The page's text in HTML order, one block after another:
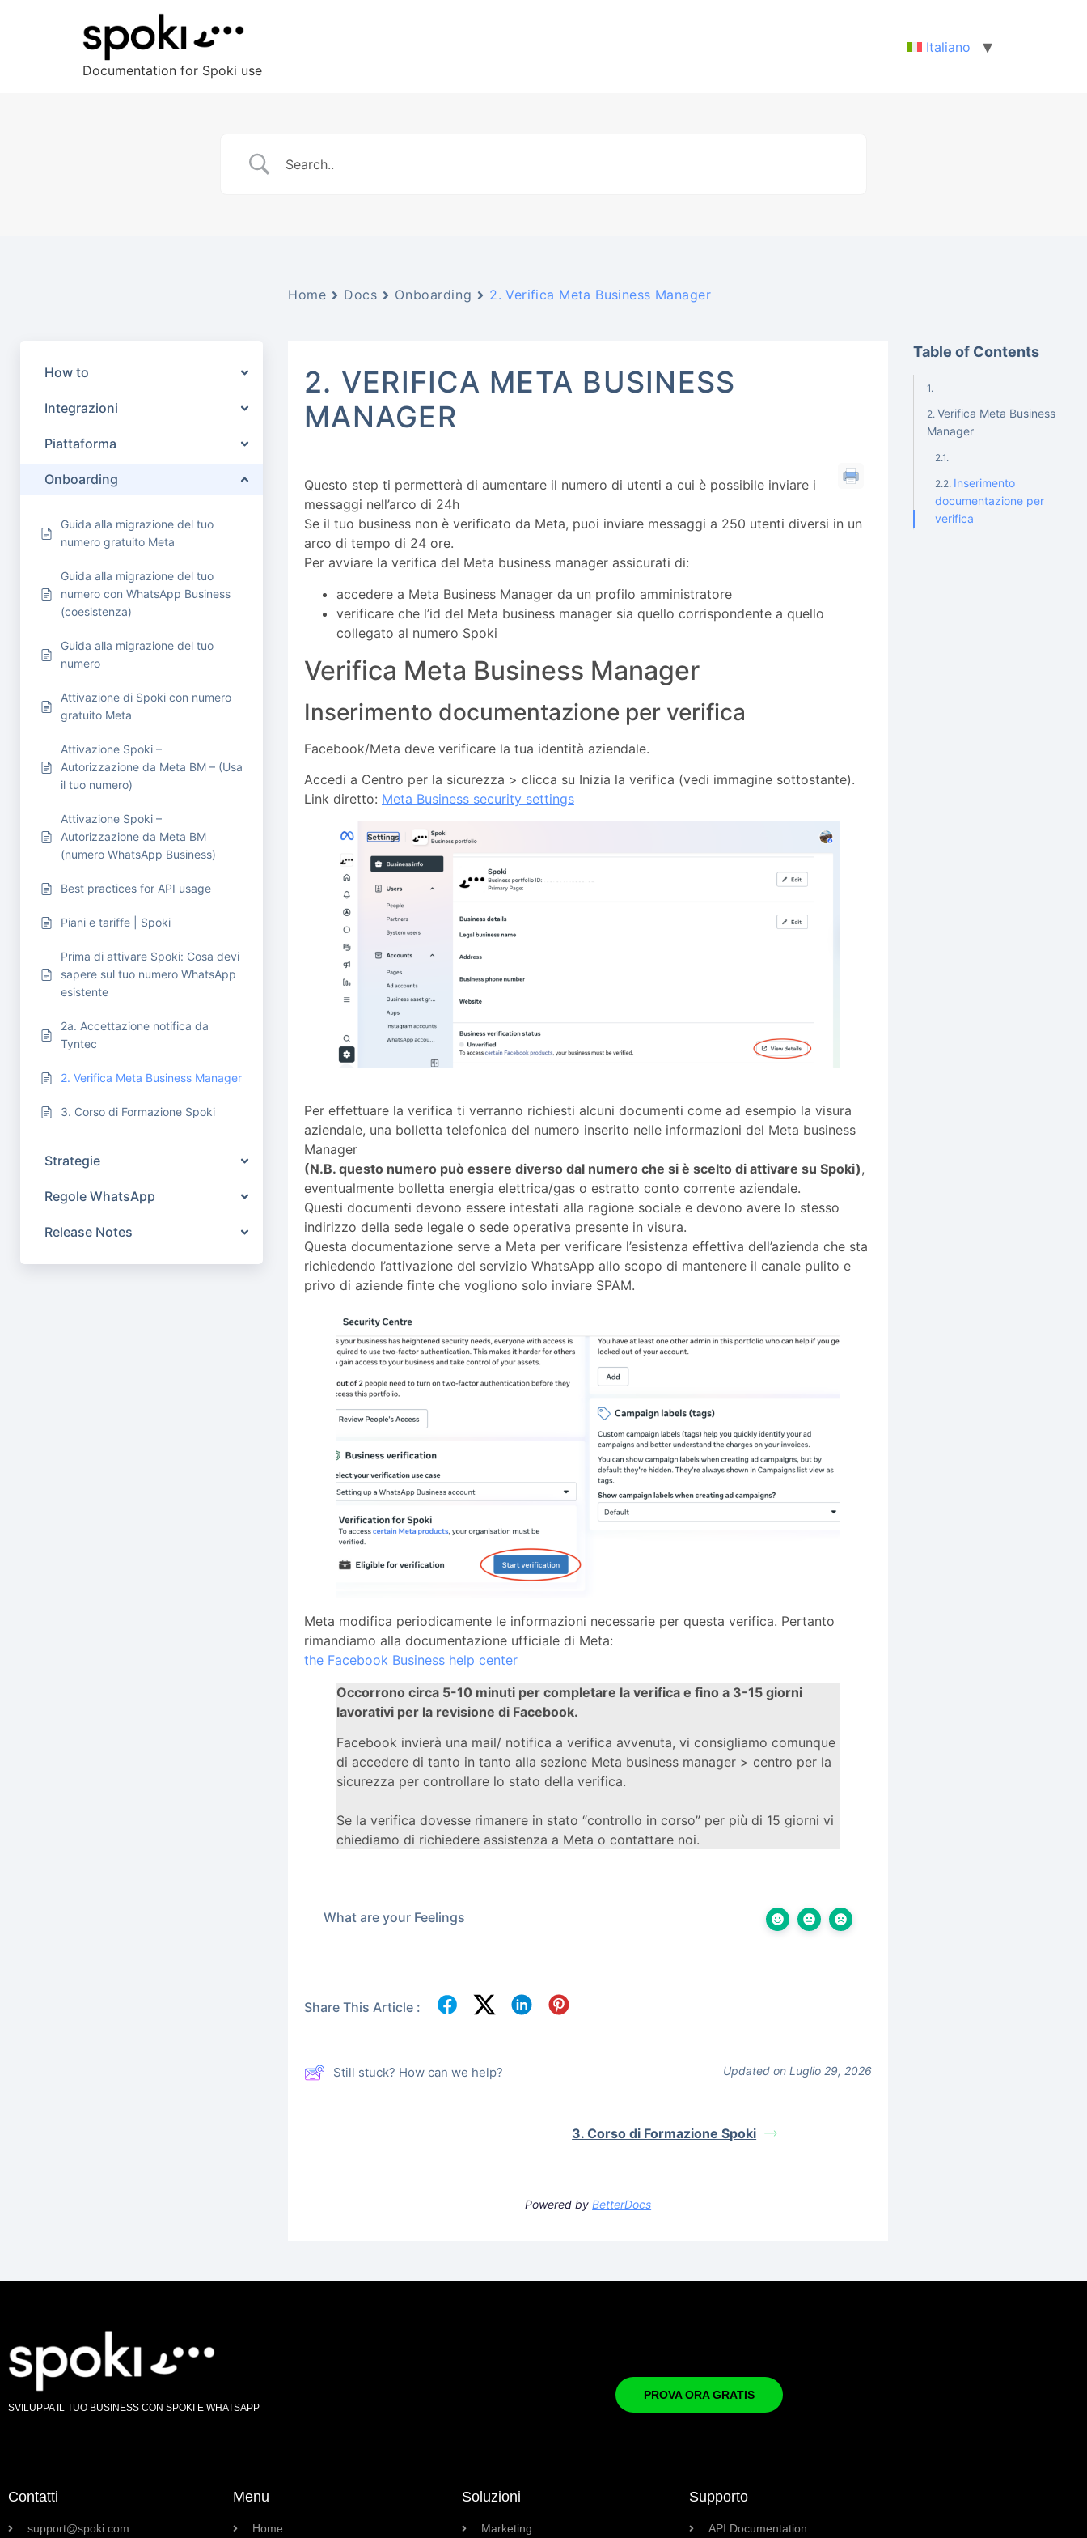
Documentation for Spoki use
Italiano
How to
Integrazioni
Piattaforma
Onboarding
Guida alla migrazione del tuo
numero gratuito Meta
Guida alla migrazione del tuo
numero con WhatsApp Business
(coesistenza)
Guida alla migrazione del tuo
numero
Attivazione di Spoki con numero
gratuito Meta
Attivazione Spoki –
Autorizzazione da Meta BM – (Usa
il tuo numero)
Attivazione Spoki –
Autorizzazione da Meta BM
(numero WhatsApp Business)
Best practices for API usage
Piani e tariffe | Spoki
Prima di attivare Spoki: Cosa devi
sapere sul tuo numero WhatsApp
esistente
2a. Accettazione notifica da
Tyntec
2. Verifica Meta Business Manager
3. Corso di Formazione Spoki
Strategie
Regole WhatsApp
Release Notes
Home Docs Onboarding 2. Verifica Meta Business Manager
2. VERIFICA META BUSINESS
MANAGER
Questo step ti permetterà di aumentare il numero di utenti a cui è possibile inviare i
messaggi nell’arco di 24h
Se il tuo business non è verificato da Meta, puoi inviare messaggi a 250 utenti diversi in un
arco di tempo di 24 ore.
Per avviare la verifica del Meta business manager assicurati di:
accedere a Meta Business Manager da un profilo amministratore
verificare che l’id del Meta business manager sia quello corrispondente a quello
collegato al numero Spoki
Verifica Meta Business Manager
Inserimento documentazione per verifica
Facebook/Meta deve verificare la tua identità aziendale.
Accedi a Centro per la sicurezza > clicca su Inizia la verifica (vedi immagine sottostante).
Link diretto: Meta Business security settings
Per effettuare la verifica ti verranno richiesti alcuni documenti come ad esempio la visura
aziendale, una bolletta telefonica del numero inserito nelle informazioni del Meta business
Manager
(N.B. questo numero può essere diverso dal numero che si è scelto di attivare su Spoki),
eventualmente bolletta energia elettrica/gas o estratto conto corrente aziendale.
Questi documenti devono essere intestati alla ragione sociale e devono avere lo stesso
indirizzo della sede legale o sede operativa presente in visura.
Questa documentazione serve a Meta per verificare l’esistenza effettiva dell’azienda che sta
richiedendo l’attivazione del servizio WhatsApp allo scopo di mantenere il canale pulito e
privo di aziende finte che vogliono solo inviare SPAM.
Meta modifica periodicamente le informazioni necessarie per questa verifica. Pertanto
rimandiamo alla documentazione ufficiale di Meta:
the Facebook Business help center
Occorrono circa 5-10 minuti per completare la verifica e fino a 3-15 giorni
lavorativi per la revisione di Facebook.
Facebook invierà una mail/ notifica a verifica avvenuta, vi consigliamo comunque
di accedere di tanto in tanto alla sezione Meta business manager > centro per la
sicurezza per controllare lo stato della verifica.
Se la verifica dovesse rimanere in stato “controllo in corso” per più di 15 giorni vi
chiediamo di richiedere assistenza a Meta o contattare noi.
What are your Feelings
Share This Article :
Still stuck? How can we help? Updated on Luglio 29, 2026
3. Corso di Formazione Spoki
Powered byBetterDocs
Table of Contents
Verifica Meta Business
Manager
Inserimento
documentazione per
verifica
SVILUPPA IL TUO BUSINESS CON SPOKI E WHATSAPP
PROVA ORA GRATIS
Contatti
support@spoki.com
Menu
Home
Soluzioni
Marketing
Supporto
API Documentation